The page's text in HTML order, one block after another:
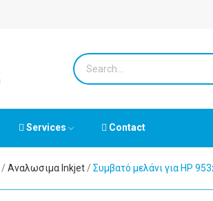
Services Contact
Αναλωσιμα Inkjet Συμβατό μελάνι για HP